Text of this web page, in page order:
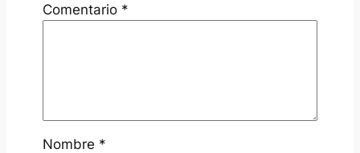
Comentario *
Nombre *